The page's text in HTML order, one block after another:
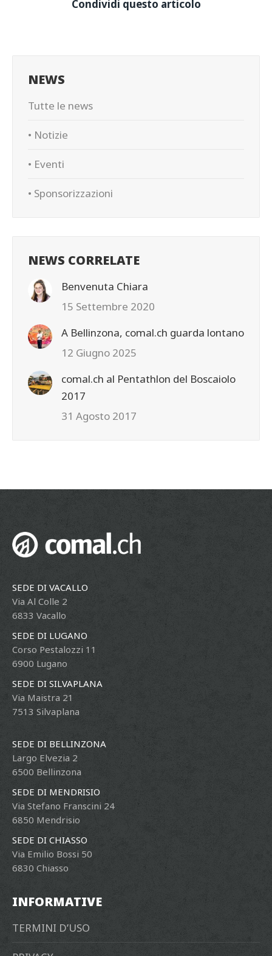
Condividi questo articolo
NEWS
Tutte le news
• Notizie
• Eventi
• Sponsorizzazioni
NEWS CORRELATE
Benvenuta Chiara
15 Settembre 2020
A Bellinzona, comal.ch guarda lontano
12 Giugno 2025
comal.ch al Pentathlon del Boscaiolo
2017
31 Agosto 2017
SEDE DI VACALLO
Via Al Colle 2
6833 Vacallo
SEDE DI LUGANO
Corso Pestalozzi 11
6900 Lugano
SEDE DI SILVAPLANA
Via Maistra 21
7513 Silvaplana
SEDE DI BELLINZONA
Largo Elvezia 2
6500 Bellinzona
SEDE DI MENDRISIO
Via Stefano Franscini 24
6850 Mendrisio
SEDE DI CHIASSO
Via Emilio Bossi 50
6830 Chiasso
INFORMATIVE
TERMINI D’USO